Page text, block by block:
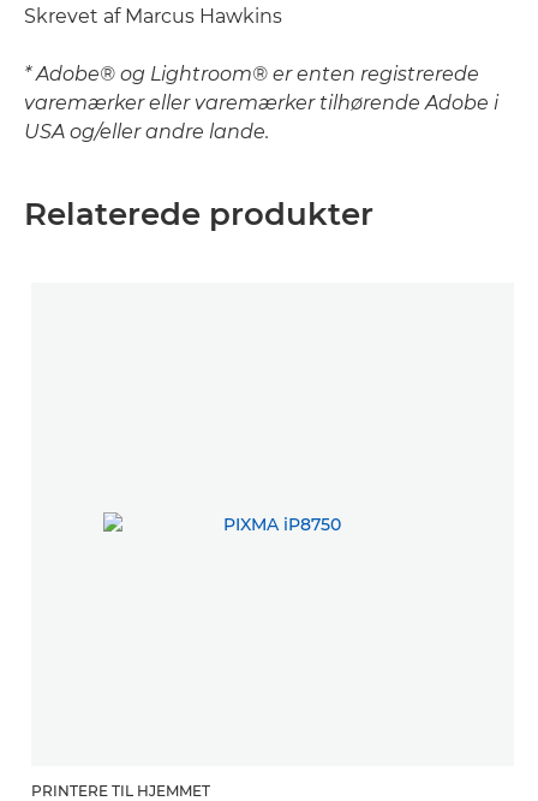
Skrevet af Marcus Hawkins
* Adobe® og Lightroom® er enten registrerede
varemærker eller varemærker tilhørende Adobe i
USA og/eller andre lande.
Relaterede produkter
PRINTERE TIL HJEMMET